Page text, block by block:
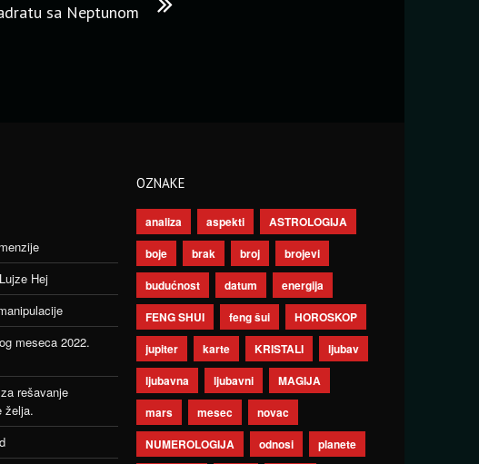
sa Neptunom
Hej
meseca 2022.
rešavanje
želja.
OZNAKE
analiza aspekti
ASTROLOGIJA
boje
brak broj
brojevi
budućnost
datum
energija
FENG SHUI
feng šui
HOROSKOP
jupiter
karte KRISTALI
ljubav
ljubavna
ljubavni
MAGIJA
mars
mesec
novac
NUMEROLOGIJA
odnosi
planete